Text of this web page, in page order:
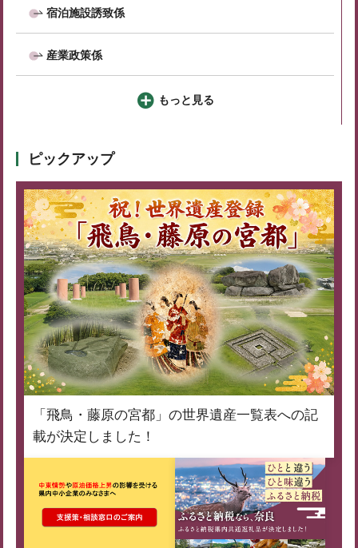
宿泊施設誘致係
産業政策係
もっと見る
ピックアップ
「飛鳥・藤原の宮都」の世界遺産一覧表への記
載が決定しました！